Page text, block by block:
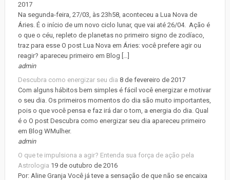
2017
Na segunda-feira, 27/03, às 23h58, aconteceu a Lua Nova de
Áries. É o início de um novo ciclo lunar, que vai até 26/04. Ação é
o que o céu, repleto de planetas no primeiro signo de zodíaco,
traz para esse O post Lua Nova em Áries: você prefere agir ou
reagir? apareceu primeiro em Blog […]
admin
Descubra como energizar seu dia 8 de fevereiro de 2017
Com alguns hábitos bem simples é fácil você energizar e motivar
o seu dia. Os primeiros momentos do dia são muito importantes,
pois o que você pensa e faz irá dar o tom, a energia do dia. Qual
é o O post Descubra como energizar seu dia apareceu primeiro
em Blog WMulher.
admin
O que te impulsiona a agir? Entenda sua força de ação pela
Astrologia 19 de outubro de 2016
Por: Aline Granja Você já teve a sensação de que não se encaixa